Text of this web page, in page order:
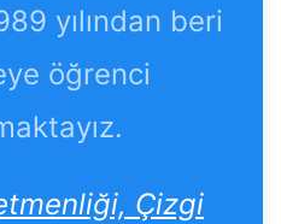
yılından beri
öğrenci
Çizgi